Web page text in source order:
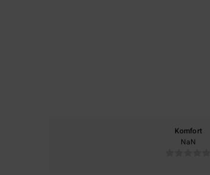
Komfort
NaN